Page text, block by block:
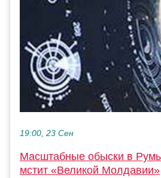
19:00, 23 Сен
Масштабные обыски в
мстит «Великой Молдавии»